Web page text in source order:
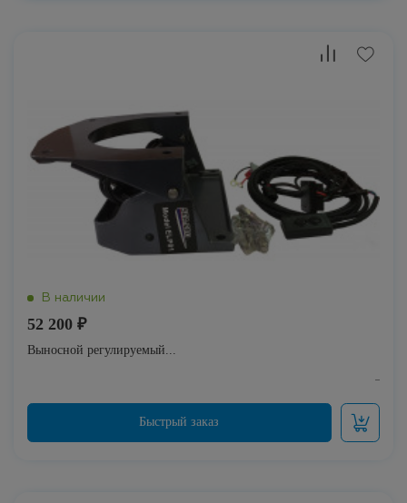
52 200 ₽
Выносной регулируемый...